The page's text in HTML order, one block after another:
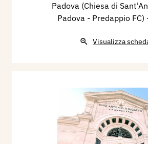
Padova (Chiesa di
Padova - Predappio FC)
Visualizza